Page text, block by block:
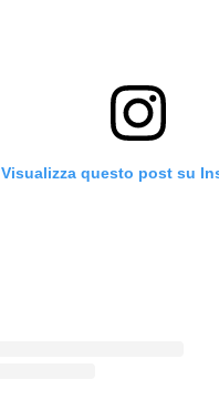
Visualizza questo post su